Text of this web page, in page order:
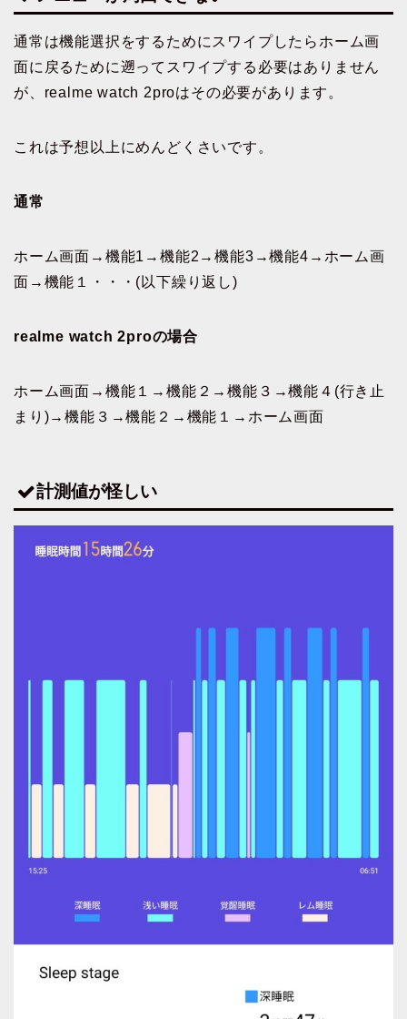
通常は機能選択をするためにスワイプしたらホーム画
面に戻るために遡ってスワイプする必要はありません
が、realme watch 2proはその必要があります。
これは予想以上にめんどくさいです。
通常
ホーム画面→機能1→機能2→機能3→機能4→ホーム画
面→機能１・・・(以下繰り返し)
realme watch 2proの場合
ホーム画面→機能１→機能２→機能３→機能４(行き止
まり)→機能３→機能２→機能１→ホーム画面
計測値が怪しい